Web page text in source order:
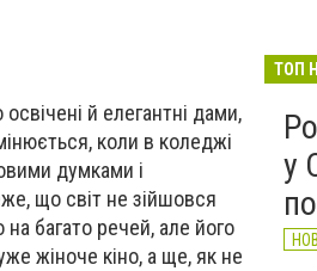
й елегантні дами,
коли в коледжі
думками і
що світ не зійшовся
багато речей, але його
жіноче кіно, а ще, як не
ТОП
у